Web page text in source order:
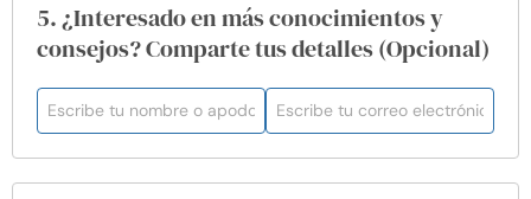
5. ¿Interesado en más conocimientos y
consejos? Comparte tus detalles (Opcional)